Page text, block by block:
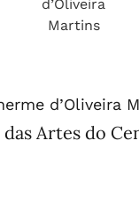
d’Oliveira
Artes do